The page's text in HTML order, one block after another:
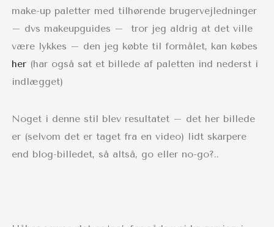
make-up paletter med tilhørende brugervejledninger
– dvs makeupguides –
tror jeg aldrig at det ville
være lykkes – den jeg købte til formålet, kan købes
her (har også sat et billede af paletten ind nederst i
indlægget)
Noget i denne stil blev resultatet – det her billede
er (selvom det er taget fra en video) lidt skarpere
end blog-billedet, så altså, go eller no-go?..